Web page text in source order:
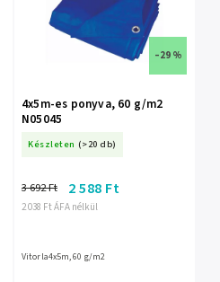
–29 %
4x5m-es ponyva, 60 g/m2
N05045
Készleten (>20 db)
2 038 Ft ÁFA nélkül
3 692 Ft 2 588 Ft
Vitorla4x5m, 60 g/m2